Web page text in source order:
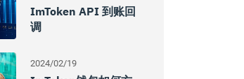
ImToken API 到账回
调
2024/02/19